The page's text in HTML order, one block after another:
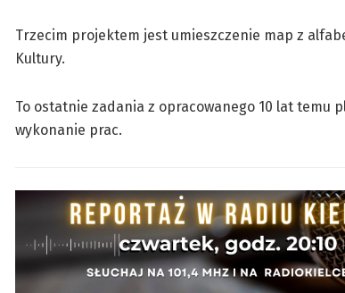
Trzecim projektem jest umieszczenie map z
Kultury.
To ostatnie zadania z opracowanego 10 lat temu
wykonanie prac.